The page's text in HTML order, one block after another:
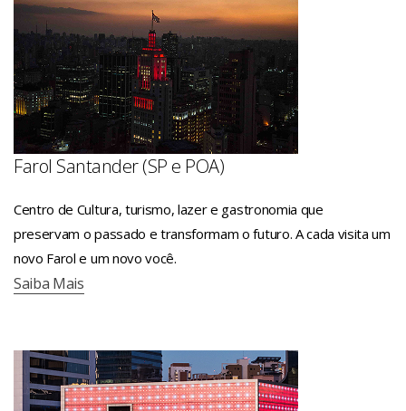
Farol Santander (SP e POA)
Centro de Cultura, turismo, lazer e gastronomia que
preservam o passado e transformam o futuro. A cada visita um
novo Farol e um novo você.
Saiba Mais